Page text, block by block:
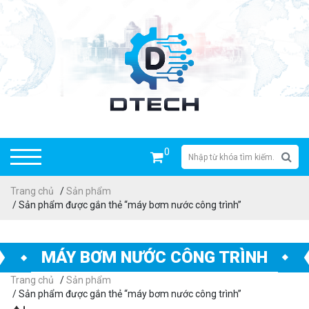
0
Trang chủ /Sản phẩm
/ Sản phẩm được gắn thẻ “máy bơm nước công trình”
MÁY BƠM NƯỚC CÔNG TRÌNH
Trang chủ /Sản phẩm
/ Sản phẩm được gắn thẻ “máy bơm nước công trình”